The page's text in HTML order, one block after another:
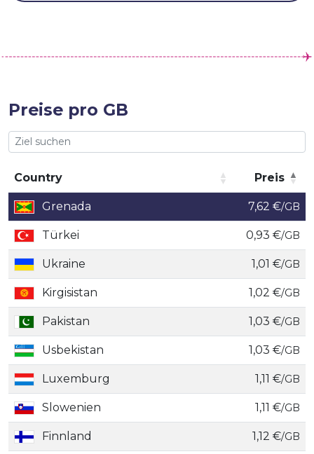
Preise pro GB
Country
Preis
Country
Preis
Grenada 7,62 €/GB
Türkei 0,93 €/GB
Ukraine 1,01 €/GB
Kirgisistan 1,02 €/GB
Pakistan 1,03 €/GB
Usbekistan 1,03 €/GB
Luxemburg 1,11 €/GB
Slowenien 1,11 €/GB
Finnland 1,12 €/GB